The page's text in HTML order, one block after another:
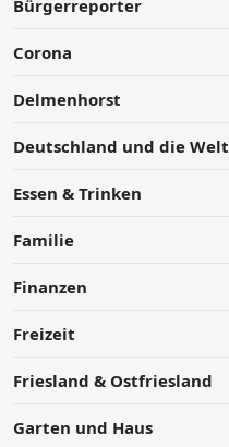
Bürgerreporter
Corona
Delmenhorst
Deutschland und die Welt
Essen & Trinken
Familie
Finanzen
Freizeit
Friesland & Ostfriesland
Garten und Haus